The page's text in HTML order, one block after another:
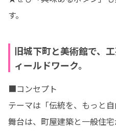
す。
旧城下町と美術館で、
ィールドワーク。
■コンセプト
テーマは「伝統を、もっと自
舞台は、町屋建築と一般住